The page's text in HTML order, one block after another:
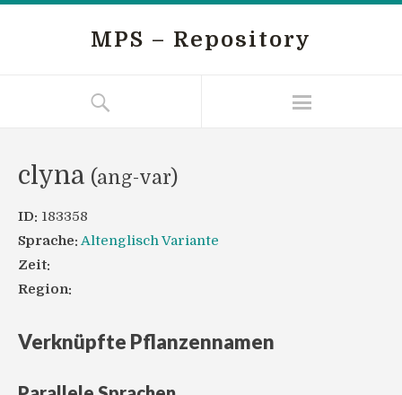
MPS – Repository
clyna (ang-var)
ID: 183358
Sprache: Altenglisch Variante
Zeit:
Region:
Verknüpfte Pflanzennamen